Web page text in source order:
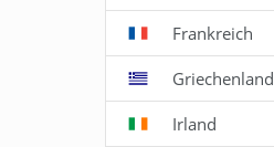
Frankreich
Griechenland
Irland